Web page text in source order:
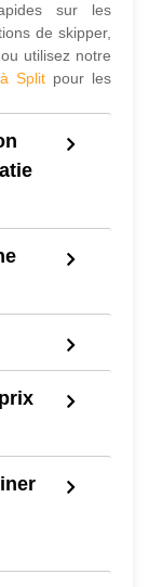
sur les
de skipper,
utilisez notre
Split pour les